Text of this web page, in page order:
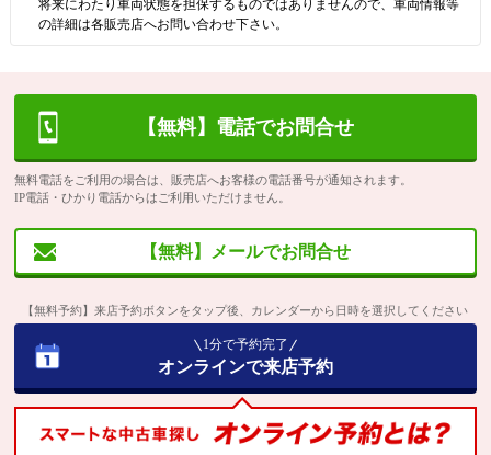
将来にわたり車両状態を担保するものではありませんので、車両情報等
の詳細は各販売店へお問い合わせ下さい。
【無料】電話でお問合せ
無料電話をご利用の場合は、販売店へお客様の電話番号が通知されます。
IP電話・ひかり電話からはご利用いただけません。
【無料】メールでお問合せ
【無料予約】来店予約ボタンをタップ後、カレンダーから日時を選択してください
1分で予約完了
オンラインで来店予約